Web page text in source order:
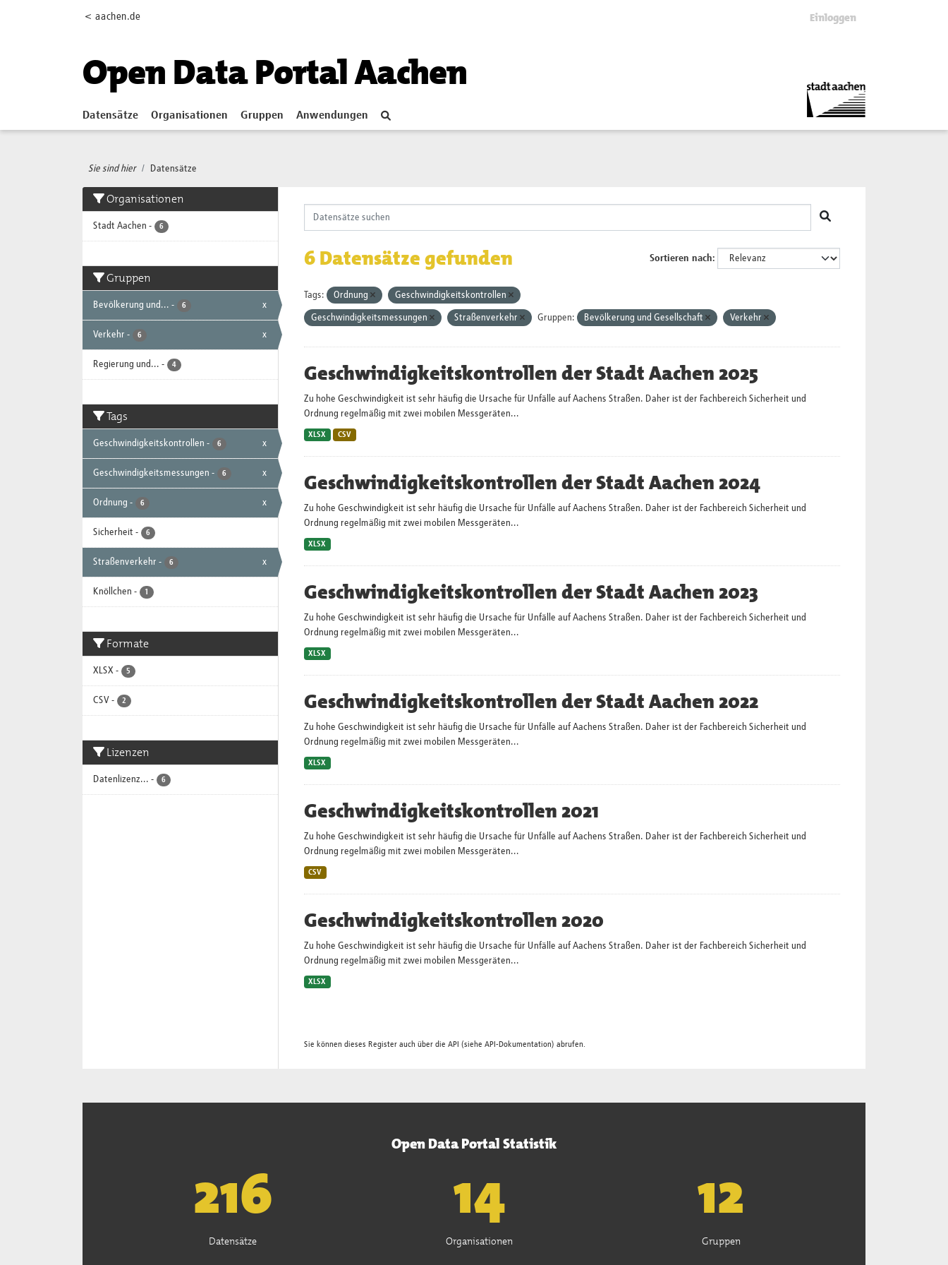
< aachen.de Einloggen
Open Data Portal Aachen
Datensätze Organisationen Gruppen Anwendungen
Sie sind hier Datensätze
Organisationen
Stadt Aachen - 6
Gruppen
Bevölkerung und... - 6 x
Verkehr - 6 x
Regierung und... - 4
Tags
Geschwindigkeitskontrollen - 6 x
Geschwindigkeitsmessungen - 6 x
Ordnung - 6 x
Sicherheit - 6
Straßenverkehr - 6 x
Knöllchen - 1
Formate
XLSX - 5
CSV - 2
Lizenzen
Datenlizenz... - 6
Sortieren nach
6 Datensätze gefunden
Tags: Ordnung Geschwindigkeitskontrollen
Geschwindigkeitsmessungen Straßenverkehr Gruppen: Bevölkerung und Gesellschaft Verkehr
Geschwindigkeitskontrollen der Stadt Aachen 2025
Zu hohe Geschwindigkeit ist sehr häufig die Ursache für Unfälle auf Aachens Straßen. Daher ist der Fachbereich Sicherheit und
Ordnung regelmäßig mit zwei mobilen Messgeräten...
XLSX CSV
Geschwindigkeitskontrollen der Stadt Aachen 2024
Zu hohe Geschwindigkeit ist sehr häufig die Ursache für Unfälle auf Aachens Straßen. Daher ist der Fachbereich Sicherheit und
Ordnung regelmäßig mit zwei mobilen Messgeräten...
XLSX
Geschwindigkeitskontrollen der Stadt Aachen 2023
Zu hohe Geschwindigkeit ist sehr häufig die Ursache für Unfälle auf Aachens Straßen. Daher ist der Fachbereich Sicherheit und
Ordnung regelmäßig mit zwei mobilen Messgeräten...
XLSX
Geschwindigkeitskontrollen der Stadt Aachen 2022
Zu hohe Geschwindigkeit ist sehr häufig die Ursache für Unfälle auf Aachens Straßen. Daher ist der Fachbereich Sicherheit und
Ordnung regelmäßig mit zwei mobilen Messgeräten...
XLSX
Geschwindigkeitskontrollen 2021
Zu hohe Geschwindigkeit ist sehr häufig die Ursache für Unfälle auf Aachens Straßen. Daher ist der Fachbereich Sicherheit und
Ordnung regelmäßig mit zwei mobilen Messgeräten...
CSV
Geschwindigkeitskontrollen 2020
Zu hohe Geschwindigkeit ist sehr häufig die Ursache für Unfälle auf Aachens Straßen. Daher ist der Fachbereich Sicherheit und
Ordnung regelmäßig mit zwei mobilen Messgeräten...
XLSX
Sie können dieses Register auch über die API (siehe API-Dokumentation) abrufen.
Open Data Portal Statistik
221
Datensätze
15
Organisationen
13
Gruppen